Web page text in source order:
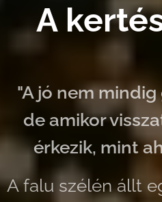
A
"A jó nem
de amikor
érkezik, mint
A falu szélén állt